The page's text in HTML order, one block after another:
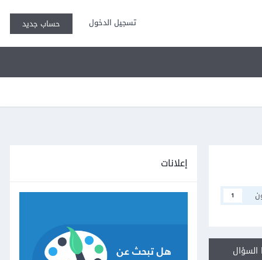
تسجيل الدخول حساب جديد
1
إعلانات